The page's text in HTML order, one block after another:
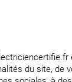
Parce
du site, de